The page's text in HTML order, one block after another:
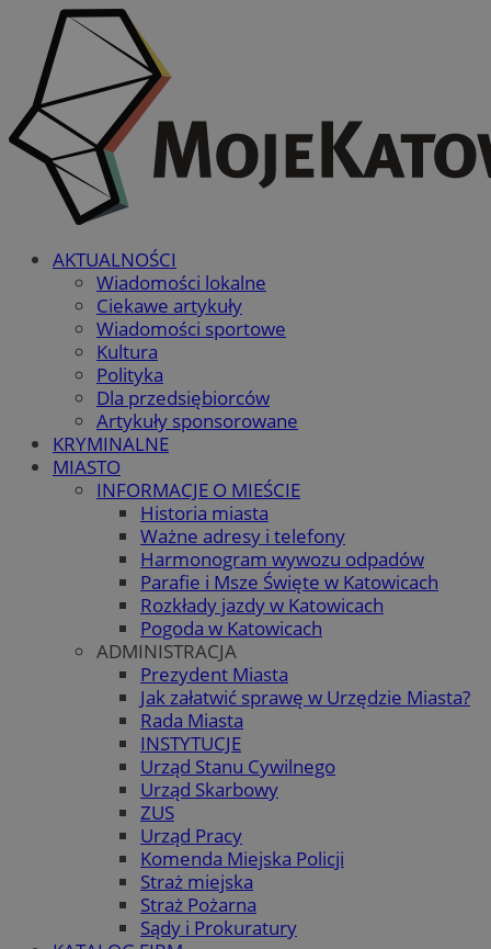
AKTUALNOŚCI
Wiadomości lokalne
Ciekawe artykuły
Wiadomości sportowe
Kultura
Polityka
Dla przedsiębiorców
Artykuły sponsorowane
KRYMINALNE
MIASTO
INFORMACJE O MIEŚCIE
Historia miasta
Ważne adresy i telefony
Harmonogram wywozu odpadów
Parafie i Msze Święte w Katowicach
Rozkłady jazdy w Katowicach
Pogoda w Katowicach
ADMINISTRACJA
Prezydent Miasta
Jak załatwić sprawę w Urzędzie Miasta?
Rada Miasta
INSTYTUCJE
Urząd Stanu Cywilnego
Urząd Skarbowy
ZUS
Urząd Pracy
Komenda Miejska Policji
Straż miejska
Straż Pożarna
Sądy i Prokuratury